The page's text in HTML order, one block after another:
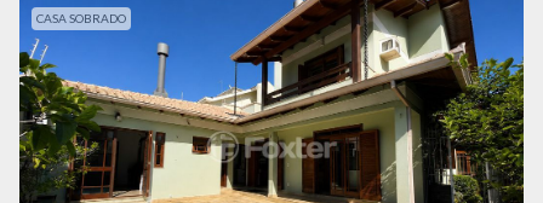
CASA SOBRADO